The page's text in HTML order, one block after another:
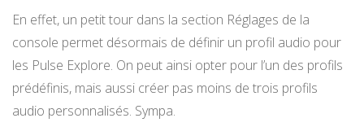
En effet, un petit tour dans la section Réglages de la
console permet désormais de définir un profil audio pour
les Pulse Explore. On peut ainsi opter pour l’un des profils
prédéfinis, mais aussi créer pas moins de trois profils
audio personnalisés. Sympa.